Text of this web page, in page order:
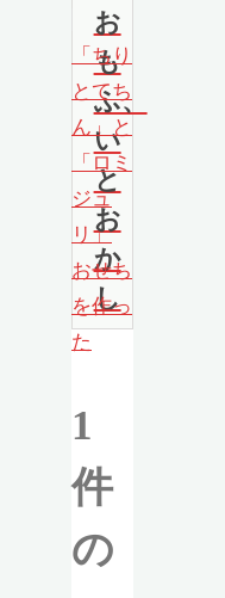
お
も
ふ、
い
と
お
か
し
「ちり
とてち
ん」と
「ロミ
ジュ
リ」
おせち
を作っ
た
1
件
の